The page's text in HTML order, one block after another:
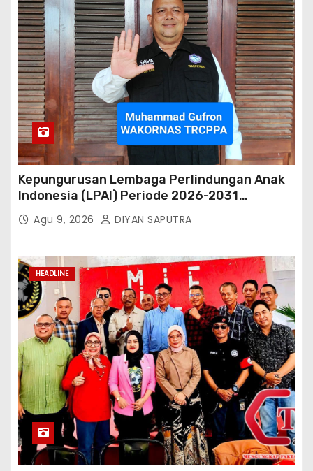
Kepungurusan Lembaga Perlindungan Anak
Indonesia (LPAI) Periode 2026-2031
Terbentuk, Wakil Kordinator Nasional Tim
Reaksi Cepat Perlindungan Perempuan Anak
Mengapresiasi Dan Beri Selamat
Agu 9, 2026 DIYAN SAPUTRA
HEADLINE